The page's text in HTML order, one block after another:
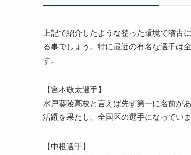
上記で紹介したような整った環境で稽古
る事でしょう。特に最近の有名な選手は
す。
【宮本敬太選手】
水戸葵陵高校と言えば先ず第一に名前が
活躍を果たし、全国区の選手になってい
【中根選手】